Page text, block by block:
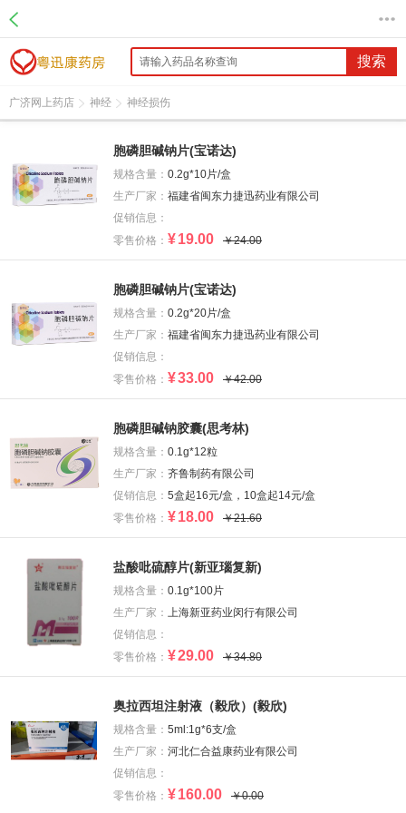
搜索
广济网上药店 神经 神经损伤
胞磷胆碱钠片(宝诺达)
规格含量： 0.2g*10片/盒
生产厂家： 福建省闽东力捷迅药业有限公司
促销信息：
零售价格： ¥19.00 ￥24.00
胞磷胆碱钠片(宝诺达)
规格含量： 0.2g*20片/盒
生产厂家： 福建省闽东力捷迅药业有限公司
促销信息：
零售价格： ¥33.00 ￥42.00
胞磷胆碱钠胶囊(思考林)
规格含量： 0.1g*12粒
生产厂家： 齐鲁制药有限公司
促销信息： 5盒起16元/盒，10盒起14元/盒
零售价格： ¥18.00 ￥21.60
盐酸吡硫醇片(新亚瑙复新)
规格含量： 0.1g*100片
生产厂家： 上海新亚药业闵行有限公司
促销信息：
零售价格： ¥29.00 ￥34.80
奥拉西坦注射液（毅欣）(毅欣)
规格含量： 5ml:1g*6支/盒
生产厂家： 河北仁合益康药业有限公司
促销信息：
零售价格： ¥160.00 ￥0.00